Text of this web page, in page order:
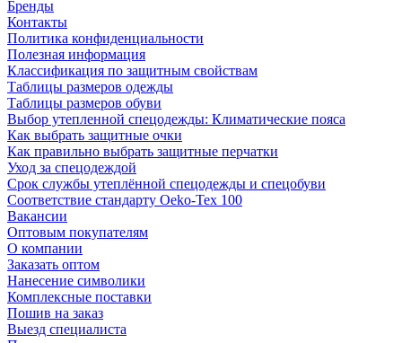
Бренды
Контакты
Политика конфиденциальности
Полезная информация
Классификация по защитным свойствам
Таблицы размеров одежды
Таблицы размеров обуви
Выбор утепленной спецодежды: Климатические пояса
Как выбрать защитные очки
Как правильно выбрать защитные перчатки
Уход за спецодеждой
Срок службы утеплённой спецодежды и спецобуви
Соответствие стандарту Oeko-Tex 100
Вакансии
Оптовым покупателям
О компании
Заказать оптом
Нанесение символики
Комплексные поставки
Пошив на заказ
Выезд специалиста